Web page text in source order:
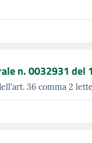
n. 0032931
36 comma 2